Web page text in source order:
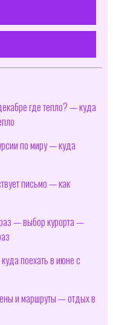
где тепло? — куда
по миру — куда
письмо — как
— выбор курорта —
поехать в июне с
и маршруты — отдых в